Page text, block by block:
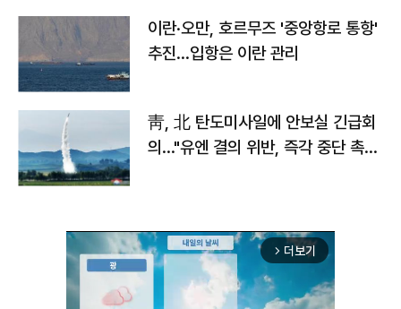
이란·오만, 호르무즈 '중앙항로 통항'
추진…입항은 이란 관리
靑, 北 탄도미사일에 안보실 긴급회
의…"유엔 결의 위반, 즉각 중단 촉
arrow_forward_ios 더보기